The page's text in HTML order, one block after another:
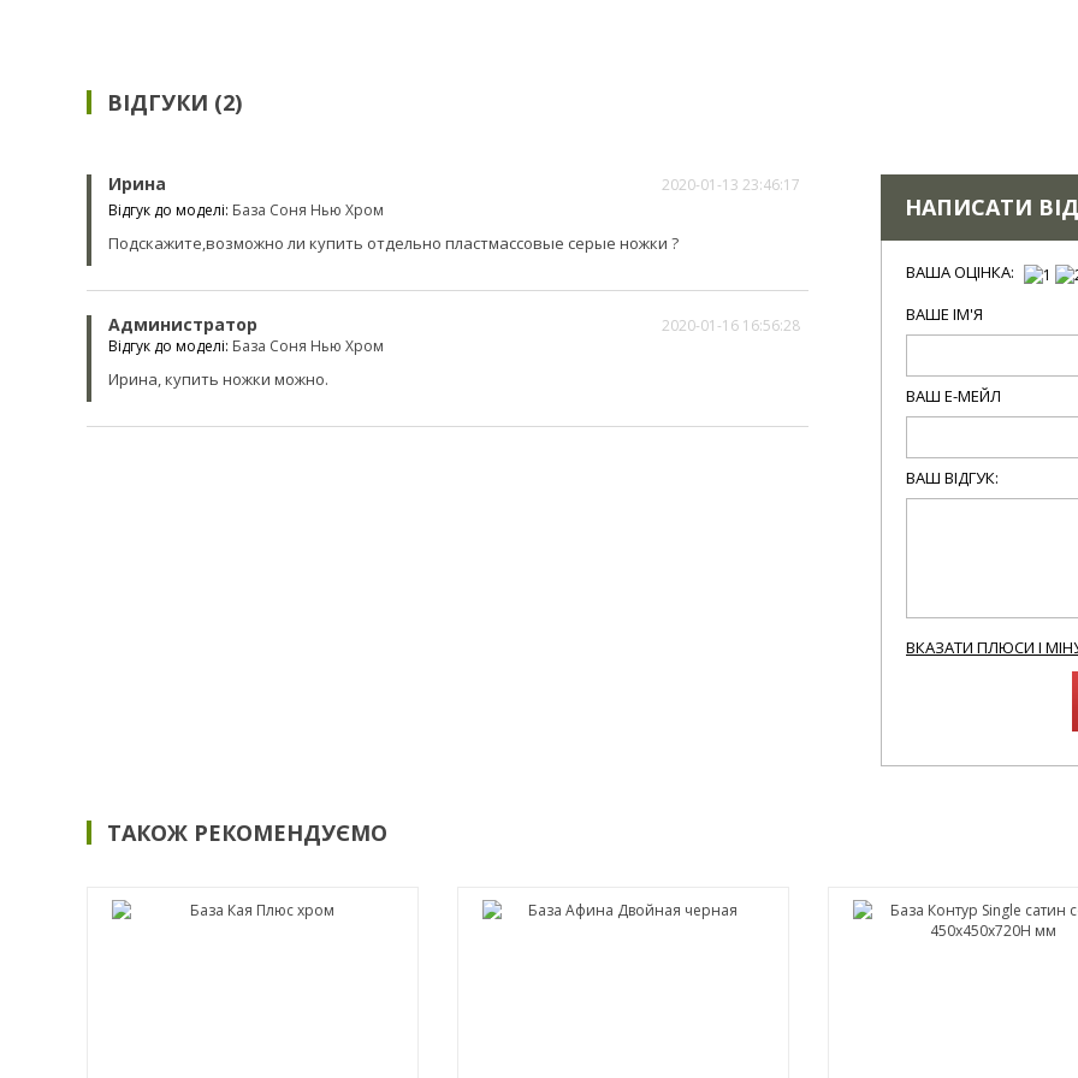
ВІДГУКИ (2)
НАПИСАТИ
ВАША ОЦІНКА:
ВАШЕ ІМ'Я
ВАШ Е-МЕЙЛ
ВАШ ВІДГУК:
ВКАЗАТИ ПЛЮСИ І
Ирина
2020-01-13 23:46:17
Відгук до моделі: База Соня Нью Хром
Подскажите,возможно ли купить отдельно пластмассовые серые ножки ?
Администратор
2020-01-16 16:56:28
Відгук до моделі: База Соня Нью Хром
Ирина, купить ножки можно.
ТАКОЖ РЕКОМЕНДУЄМО